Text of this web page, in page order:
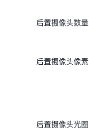
后置摄像头数量
后置摄像头像素
后置摄像头光圈